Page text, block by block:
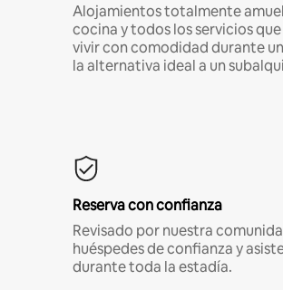
Alojamientos totalmente
cocina y todos los servicios
vivir con comodidad durante un
la alternativa ideal a un
Reserva con confianza
Revisado por nuestra
huéspedes de confianza y
durante toda la estadía.